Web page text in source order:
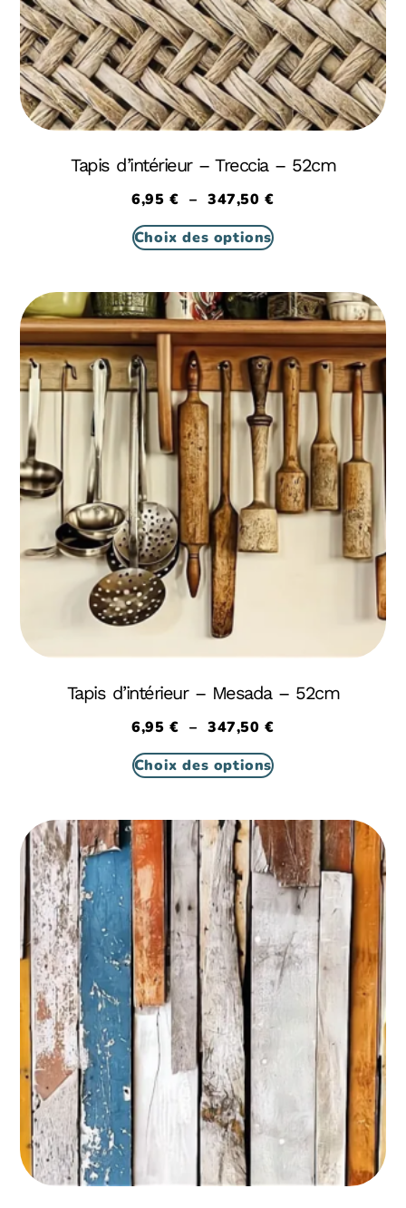
Tapis d’intérieur – Treccia – 52cm
6,95€ – 347,50€
Choix des options
Tapis d’intérieur – Mesada – 52cm
6,95€ – 347,50€
Choix des options